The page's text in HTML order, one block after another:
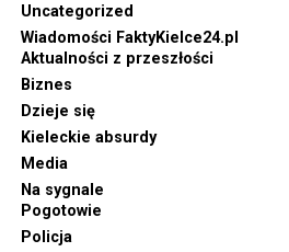
Uncategorized
Wiadomości FaktyKielce24.pl
Aktualności z przeszłości
Biznes
Dzieje się
Kieleckie absurdy
Media
Na sygnale
Pogotowie
Policja